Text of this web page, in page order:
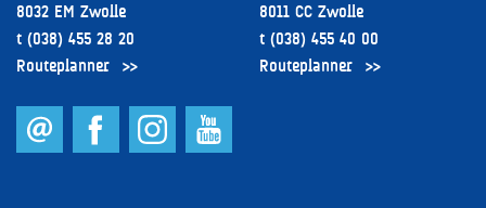
8032 EM Zwolle
t (038) 455 28 20
Routeplanner
8011 CC Zwolle
t (038) 455 40 00
Routeplanner